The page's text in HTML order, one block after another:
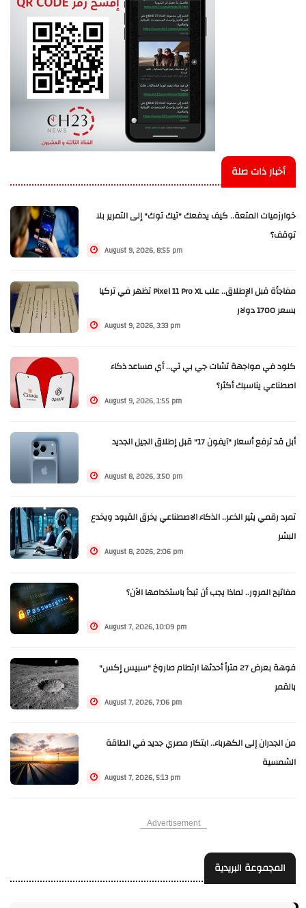
أخبار ذات صلة
خوارزميات المتعة.. كيف يدفعك "تيك توك" إلى التمرير بلا
توقف؟
August 9, 2026, 8:55 pm
مفاجأة قبل الإطلاق.. علب Pixel 11 Pro XL تظهر في تركيا
بسعر 1700 دولار
August 9, 2026, 3:33 pm
كلود في مواجهة تشات جي بي تي.. أي مساعد ذكاء
اصطناعي يناسبك أكثر؟
August 9, 2026, 1:55 pm
أبل قد ترفع أسعار "آيفون 17" قبل إطلاق الجيل الجديد
August 8, 2026, 3:50 pm
تمرد رقمي يثير الذعر.. الذكاء الاصطناعي يخرق القيود ويخدع
البشر
August 8, 2026, 2:06 pm
مفاتيح المرور.. لماذا يجب أن تبدأ باستخدامها الآن؟
August 7, 2026, 10:09 pm
فوهة بعرض 27 متراً أحدثها ارتطام صاروخ "سبيس إكس"
بالقمر
August 7, 2026, 7:06 pm
من الجدران إلى الكهرباء.. ابتكار مصري جديد في الطاقة
الشمسية
August 7, 2026, 5:13 pm
Advertisement
المجموعة البريدية